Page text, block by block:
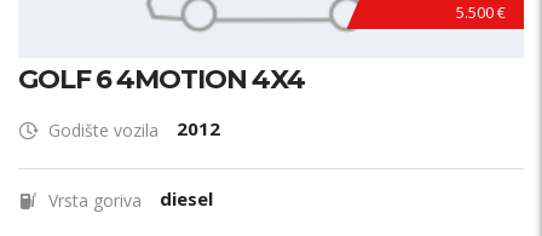
5.500 €
GOLF 6 4MOTION 4X4
Godište vozila 2012
Vrsta goriva diesel